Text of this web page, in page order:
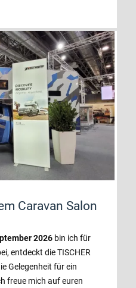
Caravan Salon
2026 bin ich für
entdeckt die TISCHER
Gelegenheit für ein
freue mich auf euren